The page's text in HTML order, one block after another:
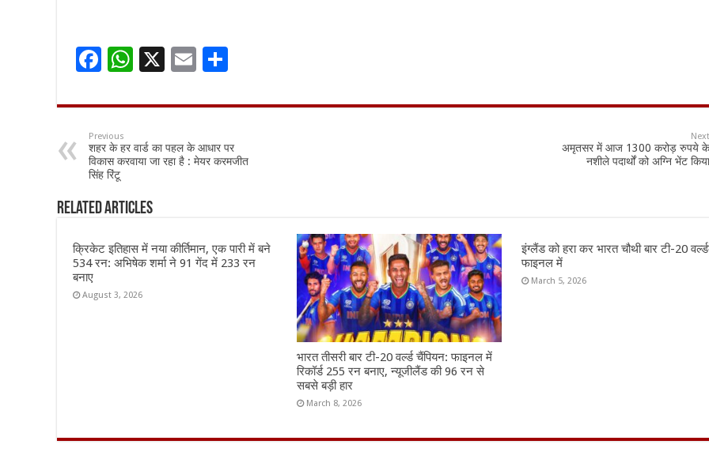
F
e
b
o
o
k
W
at
sA
p
X
E
ai ar
Previous
शहर के हर वार्ड का पहल के आधार पर
विकास करवाया जा रहा है : मेयर करमजीत
सिंह रिंटू
Next
अमृतसर में आज 1300 करोड़ रुपये के
नशीले पदार्थों को अग्नि भेंट किया
Related Articles
क्रिकेट इतिहास में नया कीर्तिमान, एक पारी में बने
534 रन: अभिषेक शर्मा ने 91 गेंद में 233 रन
बनाए
August 3, 2026
भारत तीसरी बार टी-20 वर्ल्ड चैंपियन: फाइनल में
रिकॉर्ड 255 रन बनाए, न्यूजीलैंड की 96 रन से
सबसे बड़ी हार
March 8, 2026
इंग्लैंड को हरा कर भारत चौथी बार टी-20
फाइनल में
March 5, 2026